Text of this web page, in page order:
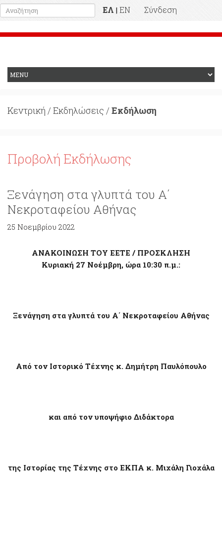
ΕΛ | EN
Σύνδεση
Κεντρική / Εκδηλώσεις / Εκδήλωση
Προβολή Εκδήλωσης
Ξενάγηση στα γλυπτά του Α΄
Νεκροταφείου Αθήνας
25 Νοεμβρίου 2022
ΑΝΑΚΟΙΝΩΣΗ ΤΟΥ ΕΕΤΕ / ΠΡΟΣΚΛΗΣΗ
Κυριακή 27 Νοέμβρη, ώρα 10:30 π.μ.:
Ξενάγηση στα γλυπτά του Α΄ Νεκροταφείου Αθήνας
Από τον Ιστορικό Τέχνης κ. Δημήτρη Παυλόπουλο
και από τον υποψήφιο Διδάκτορα
της Ιστορίας της Τέχνης στο ΕΚΠΑ κ. Μιχάλη Γιοχάλα